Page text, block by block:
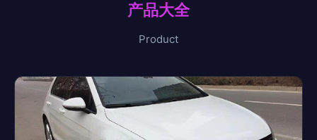
产品大全
Product